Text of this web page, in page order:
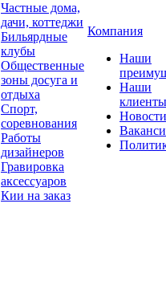
Частные дома,
дачи, коттеджи
Бильярдные
клубы
Общественные
зоны досуга и
отдыха
Спорт,
соревнования
Работы
дизайнеров
Гравировка
аксессуаров
Кии на заказ
Компания
Наши
Наши
клиенты
Новости